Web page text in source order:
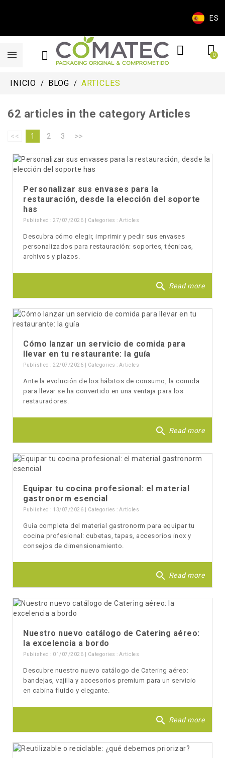
ES
INICIO BLOG ARTICLES
62 articles in the category Articles
<< 1 2 3 >>
Personalizar sus envases para la
restauración, desde la elección del soporte
has
Published : 27/07/2026 | Categories : Articles
Descubra cómo elegir, imprimir y pedir sus envases
personalizados para restauración: soportes, técnicas,
archivos y plazos.
search Read more
Cómo lanzar un servicio de comida para
llevar en tu restaurante: la guía
Published : 22/07/2026 | Categories : Articles
Ante la evolución de los hábitos de consumo, la comida
para llevar se ha convertido en una ventaja para los
restauradores.
search Read more
Equipar tu cocina profesional: el material
gastronorm esencial
Published : 13/07/2026 | Categories : Articles
Guía completa del material gastronorm para equipar tu
cocina profesional: cubetas, tapas, accesorios inox y
consejos de dimensionamiento.
search Read more
Nuestro nuevo catálogo de Catering aéreo:
la excelencia a bordo
Published : 01/07/2026 | Categories : Articles
Descubre nuestro nuevo catálogo de Catering aéreo:
bandejas, vajilla y accesorios premium para un servicio
en cabina fluido y elegante.
search Read more